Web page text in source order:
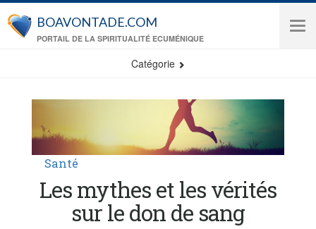
Aller au contenu principal
BOAVONTADE.COM
PORTAIL DE LA SPIRITUALITÉ ECUMÉNIQUE
Catégorie
Santé
Les mythes et les vérités
sur le don de sang